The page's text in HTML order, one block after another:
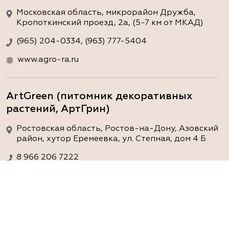
Московская область, микрорайон Дружба,
Кропоткинский проезд, 2а, (5-7 км от МКАД)
(965) 204-0334, (963) 777-5404
www.agro-ra.ru
ArtGreen (питомник декоративных
растений, АртГрин)
Ростовская область, Ростов-на-Дону, Азовский
район, хутор Еремеевка, ул. Степная, дом 4 Б
8 966 206 7222